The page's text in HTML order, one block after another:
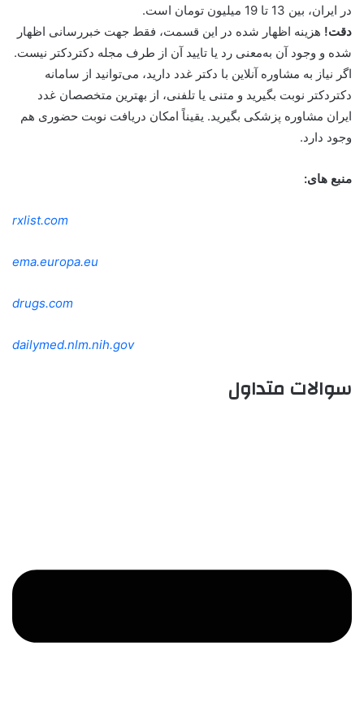
در ایران، بین 13 تا 19 میلیون تومان است.
دقت! هزینه اظهار شده در این قسمت، فقط جهت خبر‌رسانی اظهار
شده و وجود آن به‌معنی رد یا تایید آن از طرف مجله دکتردکتر نیست.
اگر نیاز به مشاوره آنلاین با دکتر غدد دارید، می‌توانید از سامانه
دکتردکتر نوبت بگیرید و متنی یا تلفنی، از بهترین متخصصان غدد
ایران مشاوره پزشکی بگیرید. یقیناً امکان دریافت نوبت حضوری هم
وجود دارد.
منبع های:
rxlist.com
ema.europa.eu
drugs.com
dailymed.nlm.nih.gov
سوالات متداول